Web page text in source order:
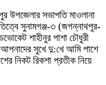
উপজেলার সভাপতি মাওলানা
সুনামগঞ্জ-৩ (জগন্নাথপুর-
শাহীনুর পাশা চৌধুরী
সুখে দু:খে আমি পাশে
নিকট রিকশা প্রতীক নিয়ে